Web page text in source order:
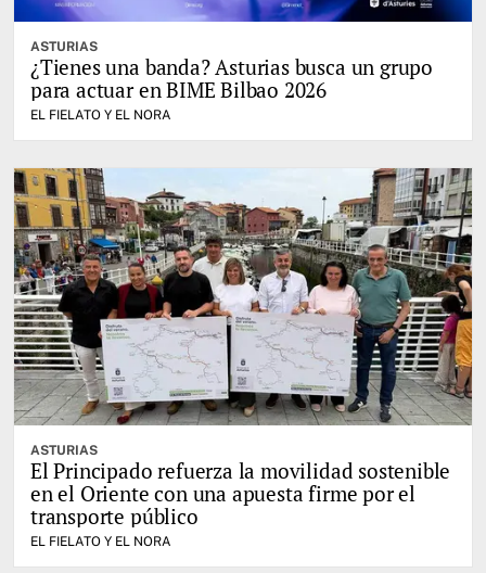
ASTURIAS
¿Tienes una banda? Asturias busca un grupo
para actuar en BIME Bilbao 2026
EL FIELATO Y EL NORA
ASTURIAS
El Principado refuerza la movilidad sostenible
en el Oriente con una apuesta firme por el
transporte público
EL FIELATO Y EL NORA